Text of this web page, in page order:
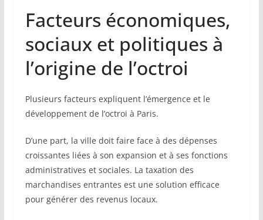
Facteurs économiques,
sociaux et politiques à
l’origine de l’octroi
Plusieurs facteurs expliquent l’émergence et le
développement de l’octroi à Paris.
D’une part, la ville doit faire face à des dépenses
croissantes liées à son expansion et à ses fonctions
administratives et sociales. La taxation des
marchandises entrantes est une solution efficace
pour générer des revenus locaux.